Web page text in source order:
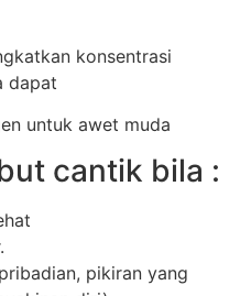
konsentrasi
dapat
untuk awet muda
cantik bila :
pikiran yang